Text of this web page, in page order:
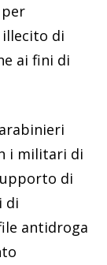
illecito di
ai fini di
i militari di
di
di
antidroga